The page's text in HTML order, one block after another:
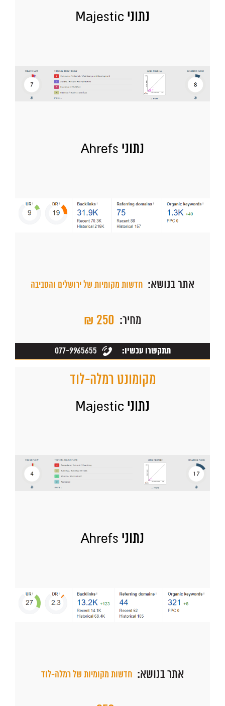
נתוני Majestic
נתוני Ahrefs
אתר בנושא: חדשות מקומיות של ירושלים והסביבה
מחיר: ₪ 250
תתקשרו עכשיו: 077-9965655
מקומונט רמלה-לוד
נתוני Majestic
נתוני Ahrefs
אתר בנושא: חדשות מקומיות של רמלה-לוד